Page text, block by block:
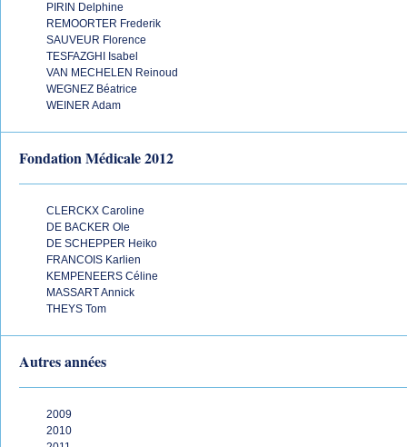
PIRIN Delphine
REMOORTER Frederik
SAUVEUR Florence
TESFAZGHI Isabel
VAN MECHELEN Reinoud
WEGNEZ Béatrice
WEINER Adam
Fondation Médicale 2012
CLERCKX Caroline
DE BACKER Ole
DE SCHEPPER Heiko
FRANCOIS Karlien
KEMPENEERS Céline
MASSART Annick
THEYS Tom
Autres années
2009
2010